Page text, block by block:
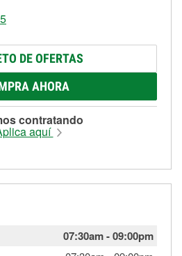
DE OFERTAS
AHORA
contratando
aquí
07:30am-09:00pm